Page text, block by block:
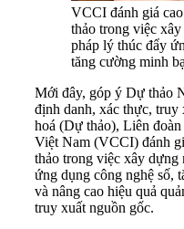
VCCI đánh giá
thảo trong việc
pháp lý thúc đẩy
tăng cường minh
Mới đây, góp ý Dự thảo
định danh, xác thực, truy
hoá (Dự thảo), Liên
Việt Nam (VCCI) đánh
thảo trong việc xây
ứng dụng công nghệ số,
và nâng cao hiệu quả
truy xuất nguồn gốc.